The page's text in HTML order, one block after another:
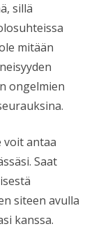
sillä
mitään
ongelmien
voit antaa
Saat
siteen avulla
kanssa.